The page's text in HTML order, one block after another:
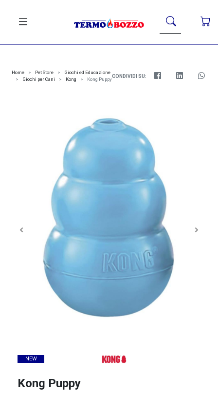
Home Pet Store
Giochi ed Educazione
Giochi per Cani
Kong Kong Puppy
CONDIVIDI SU:
NEW
Kong Puppy